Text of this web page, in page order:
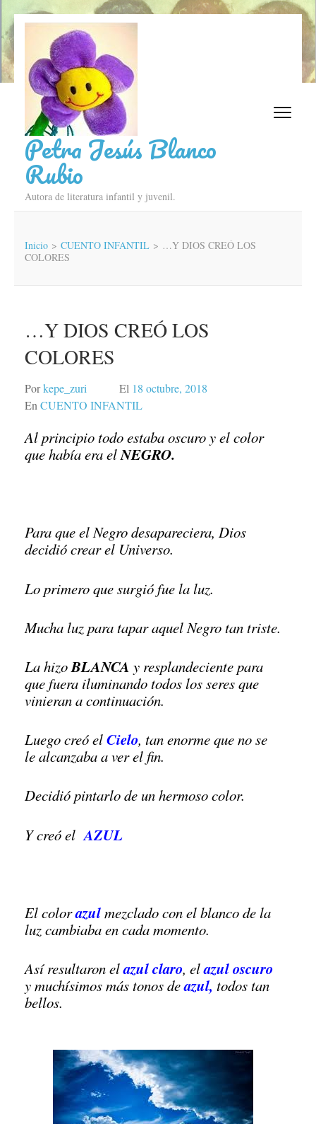
Saltar
contenido
(presiona
tecla
Intro)
Petra Jesús Blanco
Rubio
Autora de literatura infantil y juvenil.
Inicio > CUENTO INFANTIL > …Y DIOS CREÓ LOS
COLORES
…Y DIOS CREÓ LOS
COLORES
Porkepe_zuri El 18 octubre, 2018
En CUENTO INFANTIL
Al principio todo estaba oscuro y el color
que había era elNEGRO.
Para que el Negro desapareciera, Dios
decidió crear el Universo.
Lo primero que surgió fue la luz.
Mucha luz para tapar aquel Negro tan triste.
La hizoBLANCA y resplandeciente para
que fuera iluminando todos los seres que
vinieran a continuación.
Luego creó elCielo, tan enorme que no se
le alcanzaba a ver el fin.
Decidió pintarlo de un hermoso color.
Y creó el AZUL
El colorazulmezclado con el blanco de la
luz cambiaba en cada momento.
Así resultaron elazul claro, elazul oscuro
y muchísimos más tonos deazul, todos tan
bellos.